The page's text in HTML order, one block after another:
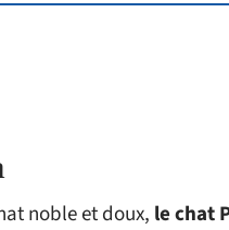
noble et doux, le chat